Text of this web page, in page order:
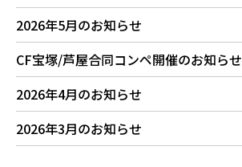
2026年5月のお知らせ
CF宝塚/芦屋合同コンペ開催のお知らせ
2026年4月のお知らせ
2026年3月のお知らせ